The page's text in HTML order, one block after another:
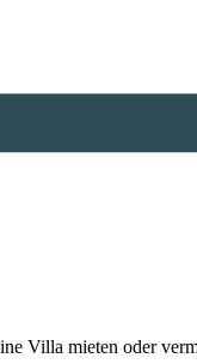
Villa mieten oder